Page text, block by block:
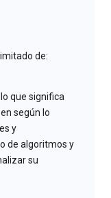
de:
lo que significa
según lo
y
de algoritmos y
su